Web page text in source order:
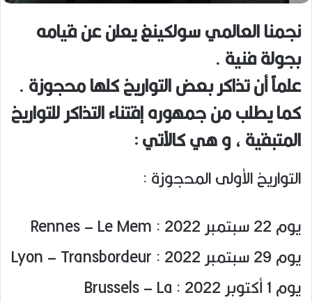
نجمنا العالمي سولكينغ يعلن عن قيامه
بجولة فنية .
علماً أن تذاكر بعض التواريخ كلها محجوزة .
كما يطلب من جمهوره إقتناء التذاكر للتواريخ
المتبقية ، و هي كالآتي :
التواريخ الأولى المحجوزة :
يوم 22 سبتمبر 2022 : Rennes – Le Mem
يوم 29 سبتمبر 2022 : Lyon – Transbordeur
يوم 1 أكتوبر 2022 : Brussels – La